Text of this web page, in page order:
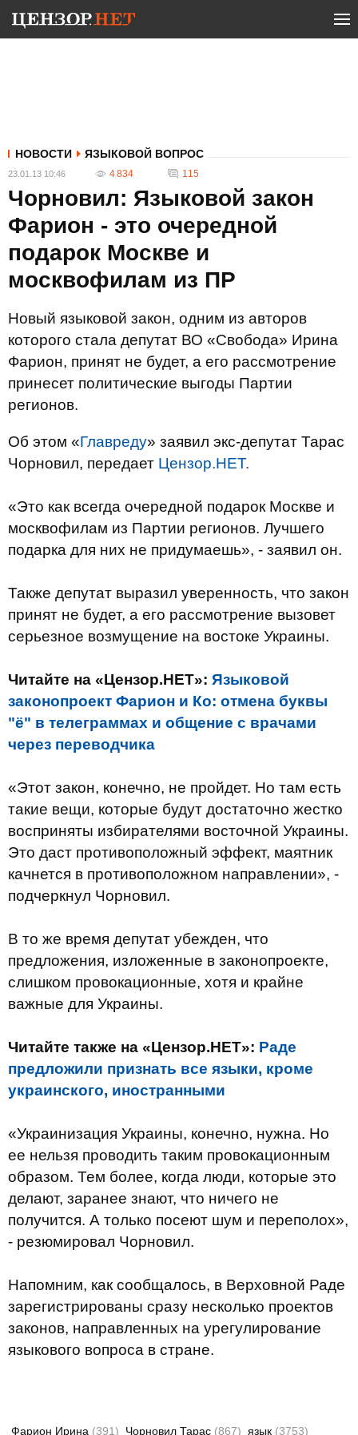
НОВОСТИ ЯЗЫКОВОЙ ВОПРОС
23.01.13 10:46 4 834 115
Чорновил: Языковой закон
Фарион - это очередной
подарок Москве и
москвофилам из ПР
Новый языковой закон, одним из авторов
которого стала депутат ВО «Свобода» Ирина
Фарион, принят не будет, а его рассмотрение
принесет политические выгоды Партии
регионов.
Об этом «Главреду» заявил экс-депутат Тарас
Чорновил, передает Цензор.НЕТ.
«Это как всегда очередной подарок Москве и
москвофилам из Партии регионов. Лучшего
подарка для них не придумаешь», - заявил он.
Также депутат выразил уверенность, что закон
принят не будет, а его рассмотрение вызовет
серьезное возмущение на востоке Украины.
Читайте на «Цензор.НЕТ»: Языковой
законопроект Фарион и Ко: отмена буквы
"ё" в телеграммах и общение с врачами
через переводчика
«Этот закон, конечно, не пройдет. Но там есть
такие вещи, которые будут достаточно жестко
восприняты избирателями восточной Украины.
Это даст противоположный эффект, маятник
качнется в противоположном направлении», -
подчеркнул Чорновил.
В то же время депутат убежден, что
предложения, изложенные в законопроекте,
слишком провокационные, хотя и крайне
важные для Украины.
Читайте также на «Цензор.НЕТ»: Раде
предложили признать все языки, кроме
украинского, иностранными
«Украинизация Украины, конечно, нужна. Но
ее нельзя проводить таким провокационным
образом. Тем более, когда люди, которые это
делают, заранее знают, что ничего не
получится. А только посеют шум и переполох»,
- резюмировал Чорновил.
Напомним, как сообщалось, в Верховной Раде
зарегистрированы сразу несколько проектов
законов, направленных на урегулирование
языкового вопроса в стране.
Фарион Ирина (391) Чорновил Тарас (867) язык (3753)